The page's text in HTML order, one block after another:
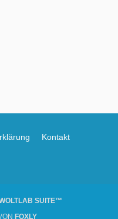
Kontakt
SUITE™
FOXLY